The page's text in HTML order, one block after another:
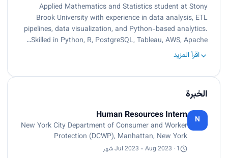
Applied Mathematics and Statistics student at Stony
Brook University with experience in data analysis, ETL
pipelines, data visualization, and Python-based analytics.
Skilled in Python, R, PostgreSQL, Tableau, AWS, Apache…
اقرأ المزيد
الخبرة
N
Human Resources Intern
New York City Department of Consumer and Worker
Protection (DCWP), Manhattan, New York
Jul 2023 - Aug 2023 · 1 شهر